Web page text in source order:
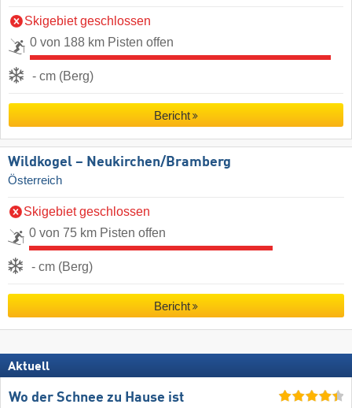
Skigebiet geschlossen
0 von 188 km Pisten offen
- cm (Berg)
Bericht
Wildkogel – Neukirchen/​Bramberg
Österreich
Skigebiet geschlossen
0 von 75 km Pisten offen
- cm (Berg)
Bericht
Aktuell
Wo der Schnee zu Hause ist